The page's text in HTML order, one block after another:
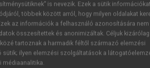
ÚJ FIÓK
1 óra
is nevezik. Ezek a sütik
többek között arról, hogy milyen oldalakat
az információk a felhasználó azonosítására nem
összesítettek és anonimizáltak. Céljuk
tartoznak a harmadik féltől származó elemzési
ilyen elemzési szolgáltatások a
médiaanalitika.